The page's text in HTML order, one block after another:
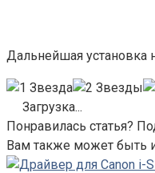
Дальнейшая установка
Загрузка...
Понравилась статья?
Вам также может быть